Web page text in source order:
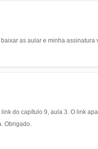
as aular e minha
do capítulo 9, aula 3. O link
Obrigado.